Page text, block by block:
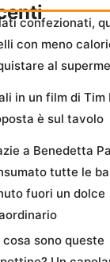
confezionati,
con meno
al
in un film di Tim
è sul tavolo
a Benedetta
tutte le
fuori un dolce
cosa sono queste